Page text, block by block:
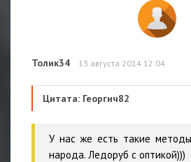
Толик34 13 августа 2014 12:04
Цитата: Георгич82
У нас же есть такие методы
народа. Ледоруб с оптикой)))